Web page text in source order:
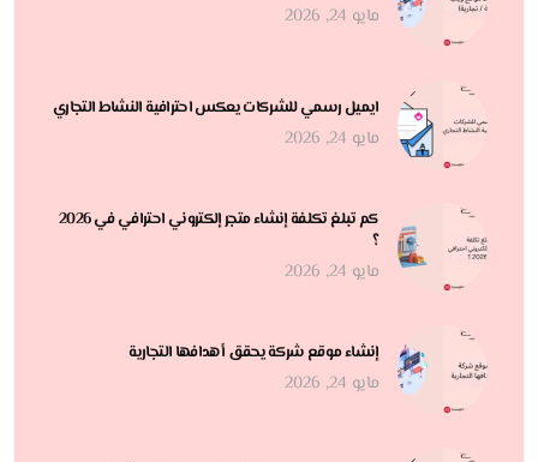
مايو 24, 2026
ايميل رسمي للشركات يعكس احترافية النشاط التجاري
مايو 24, 2026
كم تبلغ تكلفة إنشاء متجر إلكتروني احترافي في 2026
؟
مايو 24, 2026
إنشاء موقع شركة يحقق أهدافها التجارية
مايو 24, 2026